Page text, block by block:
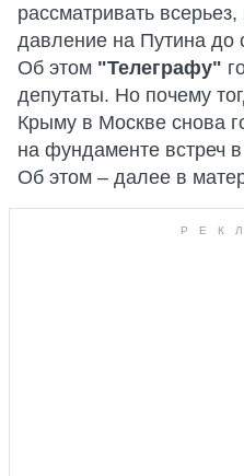
рассматривать
давление на Путина до
Об этом "Телеграфу"
депутаты. Но почему
Крыму в Москве снова
на фундаменте встреч
Об этом – далее в